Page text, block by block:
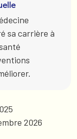
sa carrière à
2026